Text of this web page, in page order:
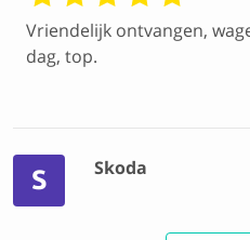
Vriendelijk ontvangen,
dag, top.
S Skoda